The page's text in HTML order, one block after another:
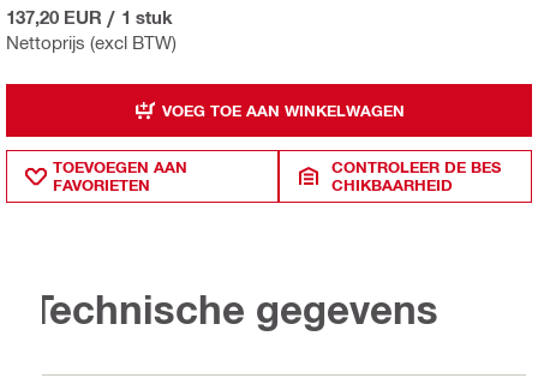
Nettoprijs (excl BTW)
137,20 EUR / 1 stuk
VOEG TOE AAN WINKELWAGEN
TOEVOEGEN AAN
FAVORIETEN
CONTROLEER DE BES
CHIKBAARHEID
Technische gegevens